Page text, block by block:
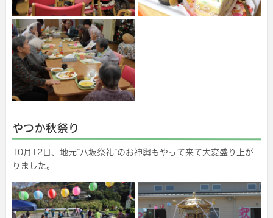
やつか秋祭り
10月12日、地元”八坂祭礼”のお神輿もやって来て大変盛り上が
りました。